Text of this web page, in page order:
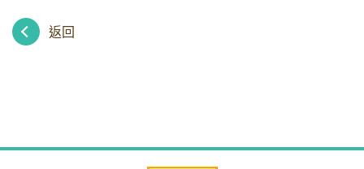
返回